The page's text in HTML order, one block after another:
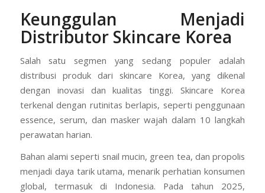
Keunggulan Menjadi
Distributor Skincare Korea
Salah satu segmen yang sedang populer adalah
distribusi produk dari skincare Korea, yang dikenal
dengan inovasi dan kualitas tinggi. Skincare Korea
terkenal dengan rutinitas berlapis, seperti penggunaan
essence, serum, dan masker wajah dalam 10 langkah
perawatan harian.
Bahan alami seperti snail mucin, green tea, dan propolis
menjadi daya tarik utama, menarik perhatian konsumen
global, termasuk di Indonesia. Pada tahun 2025,